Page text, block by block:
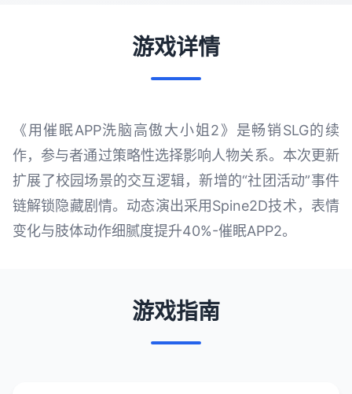
游戏详情
《用催眠APP洗脑高傲大小姐2》是畅销SLG的续
作，参与者通过策略性选择影响人物关系。本次更新
扩展了校园场景的交互逻辑，新增的“社团活动”事件
链解锁隐藏剧情。动态演出采用Spine2D技术，表情
变化与肢体动作细腻度提升40%-催眠APP2。
游戏指南